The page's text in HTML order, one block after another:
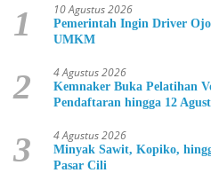
1 10 Agustus 2026
Pemerintah Ingin Driver
UMKM
2 4 Agustus 2026
Kemnaker Buka Pelatihan
Pendaftaran hingga 12
3 4 Agustus 2026
Minyak Sawit, Kopiko,
Pasar Cili